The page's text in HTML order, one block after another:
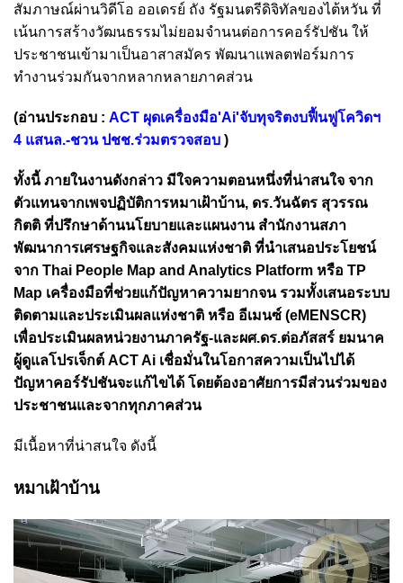
สัมภาษณ์ผ่านวิดีโอ ออเดรย์ ถัง รัฐมนตรีดิจิทัลของไต้หวัน ที่
เน้นการสร้างวัฒนธรรมไม่ยอมจำนนต่อการคอร์รัปชัน ให้
ประชาชนเข้ามาเป็นอาสาสมัคร พัฒนาแพลตฟอร์มการ
ทำงานร่วมกันจากหลากหลายภาคส่วน
(อ่านประกอบ : ACT ผุดเครื่องมือ'Ai'จับทุจริตงบฟื้นฟูโควิดฯ
4 แสนล.-ชวน ปชช.ร่วมตรวจสอบ )
ทั้งนี้ ภายในงานดังกล่าว มีใจความตอนหนึ่งที่น่าสนใจ จาก
ตัวแทนจากเพจปฏิบัติการหมาเฝ้าบ้าน, ดร.วันฉัตร สุวรรณ
กิตติ ที่ปรึกษาด้านนโยบายและแผนงาน สำนักงานสภา
พัฒนาการเศรษฐกิจและสังคมแห่งชาติ ที่นำเสนอประโยชน์
จาก Thai People Map and Analytics Platform หรือ TP
Map เครื่องมือที่ช่วยแก้ปัญหาความยากจน รวมทั้งเสนอระบบ
ติดตามและประเมินผลแห่งชาติ หรือ อีเมนซ์ (eMENSCR)
เพื่อประเมินผลหน่วยงานภาครัฐ-และผศ.ดร.ต่อภัสสร์ ยมนาค
ผู้ดูแลโปรเจ็กต์ ACT Ai เชื่อมั่นในโอกาสความเป็นไปได้
ปัญหาคอร์รัปชันจะแก้ไขได้ โดยต้องอาศัยการมีส่วนร่วมของ
ประชาชนและจากทุกภาคส่วน
มีเนื้อหาที่น่าสนใจ ดังนี้
หมาเฝ้าบ้าน